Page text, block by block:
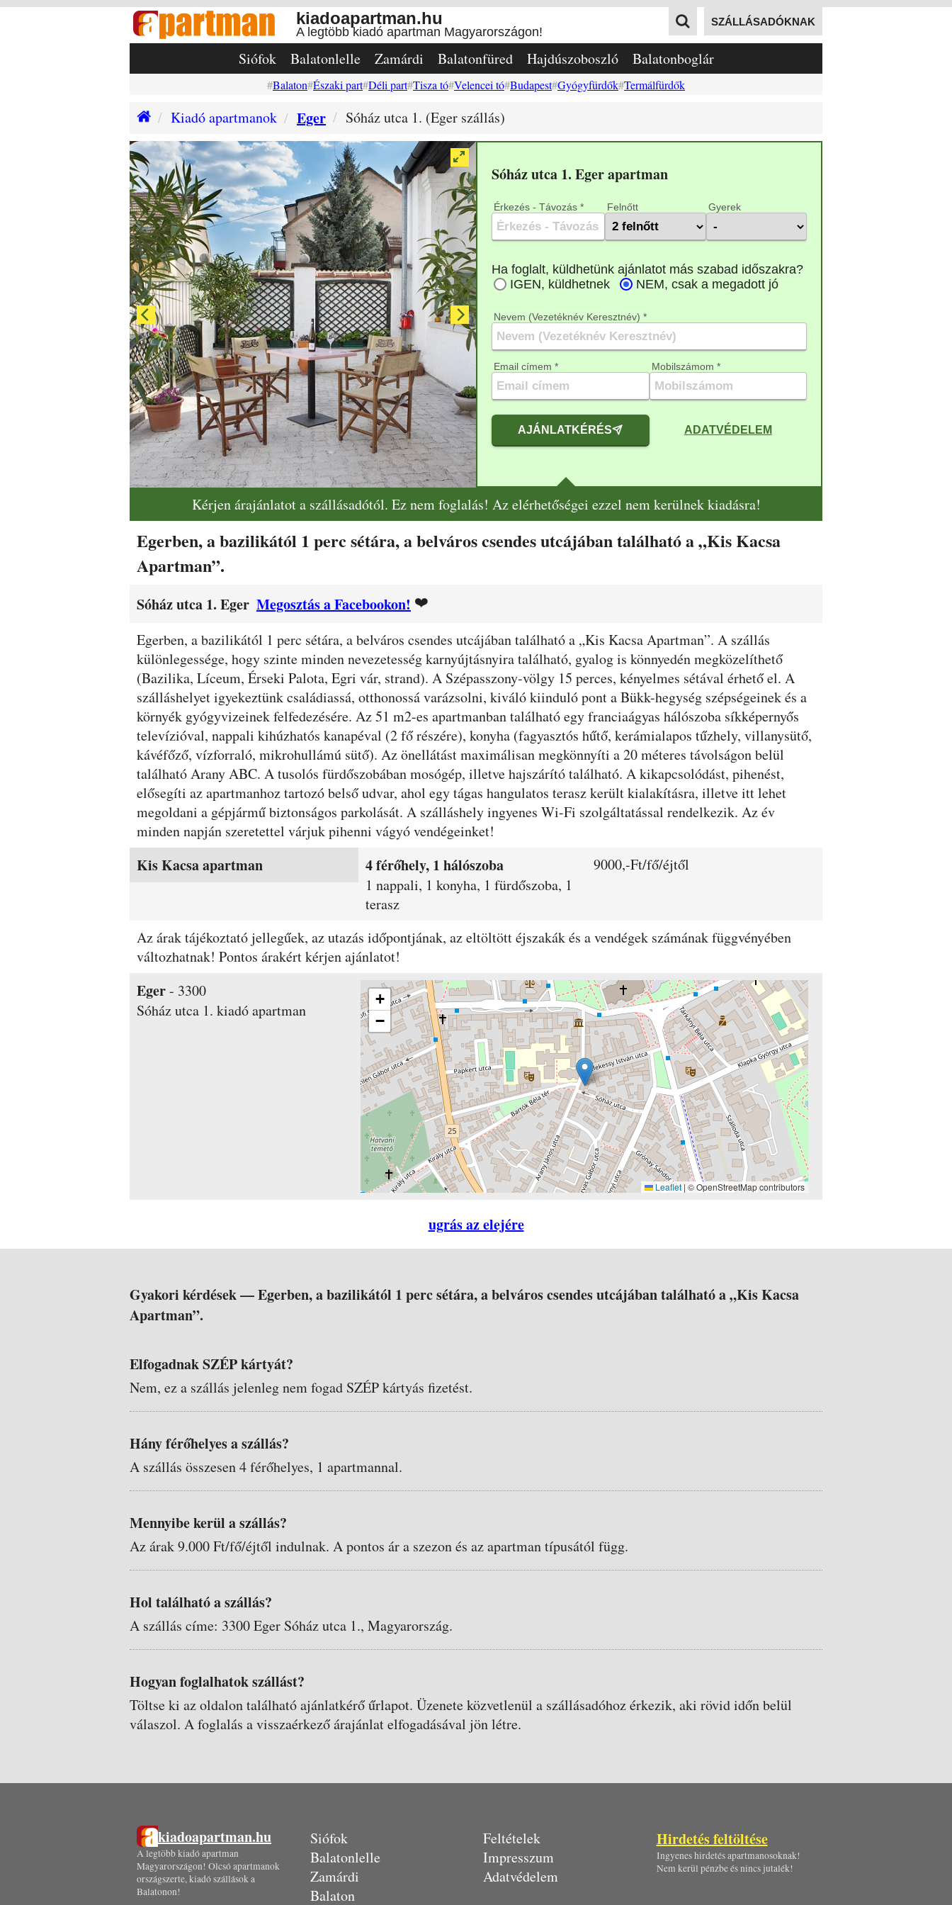
kiadoapartman.hu
A legtöbb kiadó apartman Magyarországon!
SZÁLLÁSADÓKNAK
Siófok Balatonlelle Zamárdi Balatonfüred Hajdúszoboszló Balatonboglár
Balaton Északi part Déli part Tisza tó Velencei tó Budapest Gyógyfürdők Termálfürdők
Kiadó apartmanok Eger Sóház utca 1. (Eger szállás)
Kérjen árajánlatot a szállásadótól. Ez nem foglalás! Az elérhetőségei ezzel nem kerülnek kiadásra!
Sóház utca 1. Eger apartman
Érkezés - Távozás * Felnőtt Gyerek
Nevem (Vezetéknév Keresztnév) *
Email címem * Mobilszámom *
AJÁNLATKÉRÉS ADATVÉDELEM
Egerben, a bazilikától 1 perc sétára, a belváros csendes utcájában található a „Kis Kacsa
Apartman”.
Sóház utca 1. Eger Megosztás a Facebookon! ❤️
Leírás
Egerben, a bazilikától 1 perc sétára, a belváros csendes utcájában található a „Kis Kacsa Apartman”. A szállás
különlegessége, hogy szinte minden nevezetesség karnyújtásnyira található, gyalog is könnyedén megközelíthető
(Bazilika, Líceum, Érseki Palota, Egri vár, strand). A Szépasszony-völgy 15 perces, kényelmes sétával érhető el. A
szálláshelyet igyekeztünk családiassá, otthonossá varázsolni, kiváló kiinduló pont a Bükk-hegység szépségeinek és a
környék gyógyvizeinek felfedezésére. Az 51 m2-es apartmanban található egy franciaágyas hálószoba síkképernyős
televízióval, nappali kihúzhatós kanapéval (2 fő részére), konyha (fagyasztós hűtő, kerámialapos tűzhely, villanysütő,
kávéfőző, vízforraló, mikrohullámú sütő). Az önellátást maximálisan megkönnyíti a 20 méteres távolságon belül
található Arany ABC. A tusolós fürdőszobában mosógép, illetve hajszárító található. A kikapcsolódást, pihenést,
elősegíti az apartmanhoz tartozó belső udvar, ahol egy tágas hangulatos terasz került kialakításra, illetve itt lehet
megoldani a gépjármű biztonságos parkolását. A szálláshely ingyenes Wi-Fi szolgáltatással rendelkezik. Az év
minden napján szeretettel várjuk pihenni vágyó vendégeinket!
Szobák és árak
Kis Kacsa apartman 4 férőhely, 1 hálószoba
1 nappali, 1 konyha, 1 fürdőszoba, 1
terasz
9000,-Ft/fő/éjtől
Az árak tájékoztató jellegűek, az utazás időpontjának, az eltöltött éjszakák és a vendégek számának függvényében
változhatnak! Pontos árakért kérjen ajánlatot!
Eger- 3300
Sóház utca 1. kiadó apartman
+
−
Leaflet | © OpenStreetMap contributors
ugrás az elejére
Gyakori kérdések —Egerben, a bazilikától 1 perc sétára, a belváros csendes utcájában található a „Kis Kacsa
Apartman”.
Elfogadnak SZÉP kártyát?
Nem, ez a szállás jelenleg nem fogad SZÉP kártyás fizetést.
Hány férőhelyes a szállás?
A szállás összesen 4 férőhelyes, 1 apartmannal.
Mennyibe kerül a szállás?
Az árak 9.000 Ft/fő/éjtől indulnak. A pontos ár a szezon és az apartman típusától függ.
Hol található a szállás?
A szállás címe: 3300 Eger Sóház utca 1., Magyarország.
Hogyan foglalhatok szállást?
Töltse ki az oldalon található ajánlatkérő űrlapot. Üzenete közvetlenül a szállásadóhoz érkezik, aki rövid időn belül
válaszol. A foglalás a visszaérkező árajánlat elfogadásával jön létre.
kiadoapartman.hu
A legtöbb kiadó apartman
Magyarországon! Olcsó apartmanok
országszerte, kiadó szállások a
Balatonon!
Siófok
Balatonlelle
Zamárdi
Balaton
Feltételek
Impresszum
Adatvédelem
Hirdetés feltöltése
Ingyenes hirdetés apartmanosoknak!
Nem kerül pénzbe és nincs jutalék!